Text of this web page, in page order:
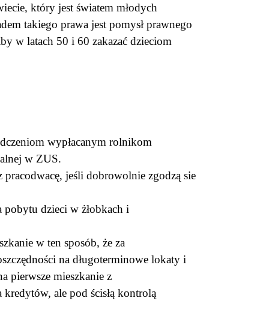
który jest światem młodych
takiego prawa jest pomysł prawnego
w latach 50 i 60 zakazać dzieciom
wypłacanym rolnikom
w ZUS.
jeśli dobrowolnie zgodzą sie
pobytu dzieci w żłobkach i
w ten sposób, że za
na długoterminowe lokaty i
pierwsze mieszkanie z
ale pod ścisłą kontrolą